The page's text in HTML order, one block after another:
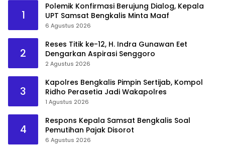
1
Polemik Konfirmasi Berujung Dialog, Kepala
UPT Samsat Bengkalis Minta Maaf
6 Agustus 2026
2
Reses Titik ke-12, H. Indra Gunawan Eet
Dengarkan Aspirasi Senggoro
2 Agustus 2026
3
Kapolres Bengkalis Pimpin Sertijab, Kompol
Ridho Perasetia Jadi Wakapolres
1 Agustus 2026
4
Respons Kepala Samsat Bengkalis Soal
Pemutihan Pajak Disorot
6 Agustus 2026